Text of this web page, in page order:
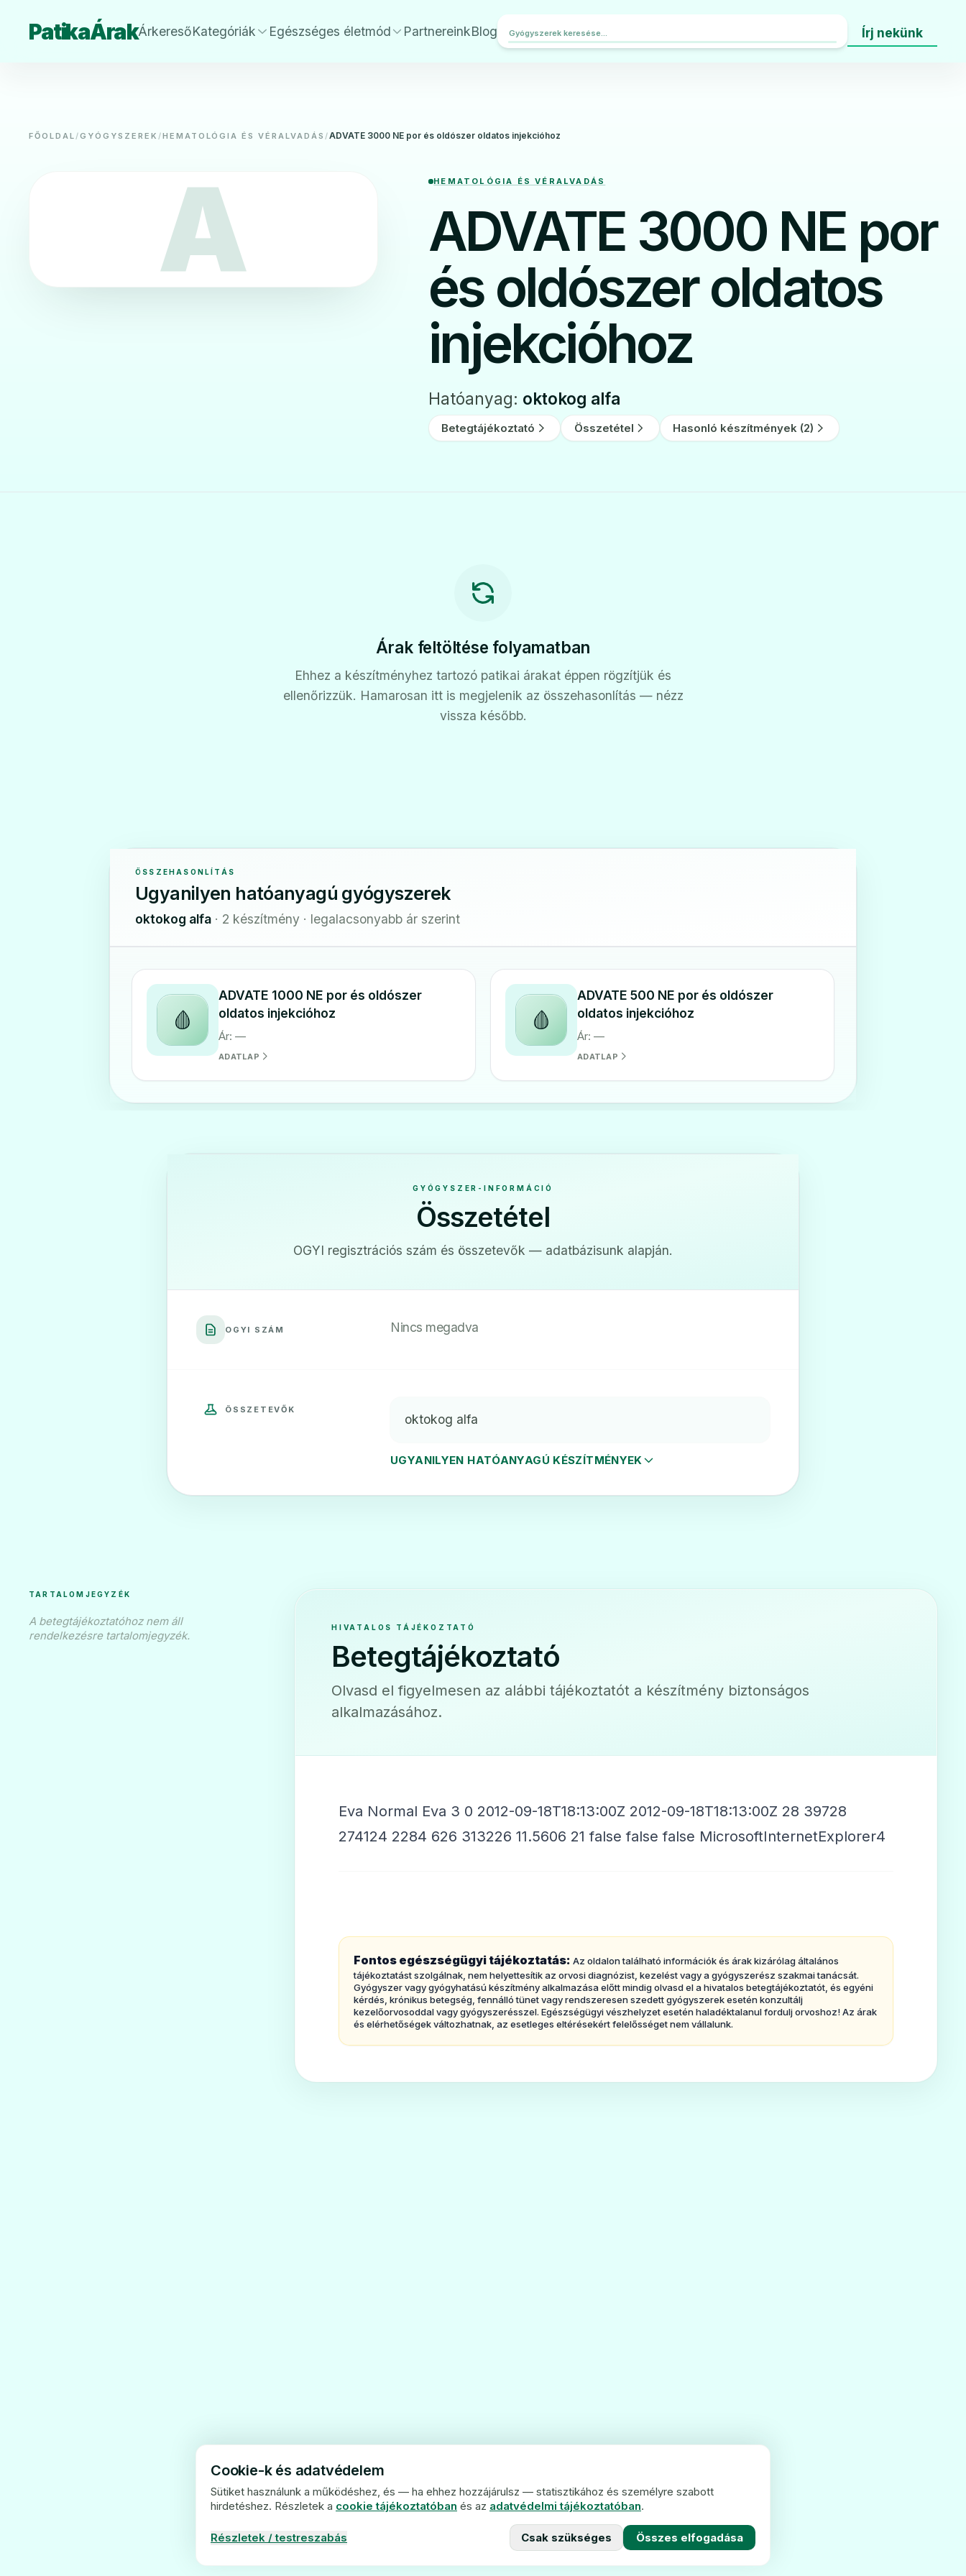
PatikaÁrakÁrkeresőKategóriák Egészséges életmód PartnereinkBlog Írj nekünk
FŐOLDAL/GYÓGYSZEREK /HEMATOLÓGIA ÉS VÉRALVADÁS/ADVATE 3000 NE por és oldószer oldatos injekcióhoz
A HEMATOLÓGIA ÉS VÉRALVADÁS
ADVATE 3000 NE por
és oldószer oldatos
injekcióhoz
Hatóanyag: oktokog alfa
Betegtájékoztató Összetétel Hasonló készítmények (2)
Árak feltöltése folyamatban
Ehhez a készítményhez tartozó patikai árakat éppen rögzítjük és
ellenőrizzük. Hamarosan itt is megjelenik az összehasonlítás — nézz
vissza később.
ÖSSZEHASONLÍTÁS
Ugyanilyen hatóanyagú gyógyszerek
oktokog alfa · 2 készítmény · legalacsonyabb ár szerint
🩸
ADVATE 1000 NE por és oldószer
oldatos injekcióhoz
Ár: —
ADATLAP
🩸
ADVATE 500 NE por és oldószer
oldatos injekcióhoz
Ár: —
ADATLAP
GYÓGYSZER-INFORMÁCIÓ
Összetétel
OGYI regisztrációs szám és összetevők — adatbázisunk alapján.
OGYI SZÁM Nincs megadva
ÖSSZETEVŐK
oktokog alfa
UGYANILYEN HATÓANYAGÚ KÉSZÍTMÉNYEK
TARTALOMJEGYZÉK
A betegtájékoztatóhoz nem áll
rendelkezésre tartalomjegyzék.
HIVATALOS TÁJÉKOZTATÓ
Betegtájékoztató
Olvasd el figyelmesen az alábbi tájékoztatót a készítmény biztonságos
alkalmazásához.
Eva Normal Eva 3 0 2012-09-18T18:13:00Z 2012-09-18T18:13:00Z 28 39728
274124 2284 626 313226 11.5606 21 false false false MicrosoftInternetExplorer4
Fontos egészségügyi tájékoztatás: Az oldalon található információk és árak kizárólag általános
tájékoztatást szolgálnak, nem helyettesítik az orvosi diagnózist, kezelést vagy a gyógyszerész szakmai tanácsát.
Gyógyszer vagy gyógyhatású készítmény alkalmazása előtt mindig olvasd el a hivatalos betegtájékoztatót, és egyéni
kérdés, krónikus betegség, fennálló tünet vagy rendszeresen szedett gyógyszerek esetén konzultálj
kezelőorvosoddal vagy gyógyszerésszel. Egészségügyi vészhelyzet esetén haladéktalanul fordulj orvoshoz! Az árak
és elérhetőségek változhatnak, az esetleges eltérésekért felelősséget nem vállalunk.
Cookie-k és adatvédelem
Sütiket használunk a működéshez, és — ha ehhez hozzájárulsz — statisztikához és személyre szabott
hirdetéshez. Részletek a cookie tájékoztatóban és az adatvédelmi tájékoztatóban.
Részletek / testreszabás Csak szükséges Összes elfogadása